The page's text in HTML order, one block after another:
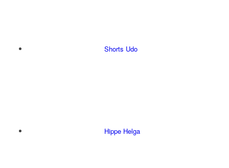
Shorts Udo
Hippe Helga